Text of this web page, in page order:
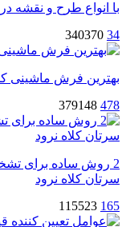
با انواع طرح و نقشه
34
340370
بهترین فرش ماشینی
478
379148
2 روش ساده برای
سرتان کلاه نرود
165
115523